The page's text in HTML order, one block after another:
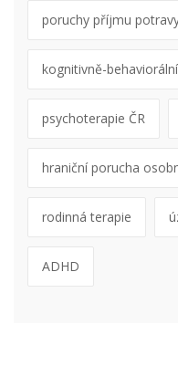
poruchy příjmu
kognitivně-
psychoterapie ČR
hraniční porucha
rodinná terapie
ADHD